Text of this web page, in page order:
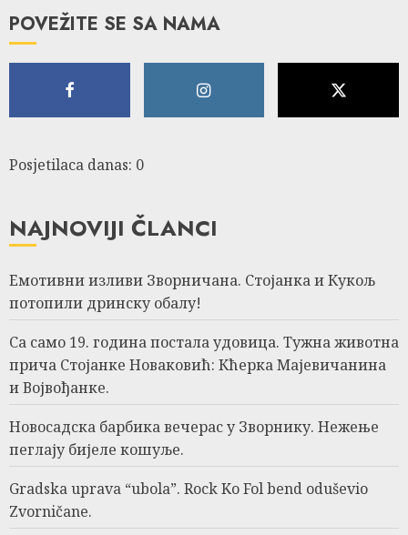
POVEŽITE SE SA NAMA
Posjetilaca danas: 0
NAJNOVIJI ČLANCI
Емотивни изливи Зворничана. Стојанка и Кукољ
потопили дринску обалу!
Са само 19. година постала удовица. Тужна животна
прича Стојанке Новаковић: Кћерка Мајевичанина
и Војвођанке.
Новосадска барбика вечерас у Зворнику. Нежење
пеглају бијеле кошуље.
Gradska uprava “ubola”. Rock Ko Fol bend oduševio
Zvorničane.